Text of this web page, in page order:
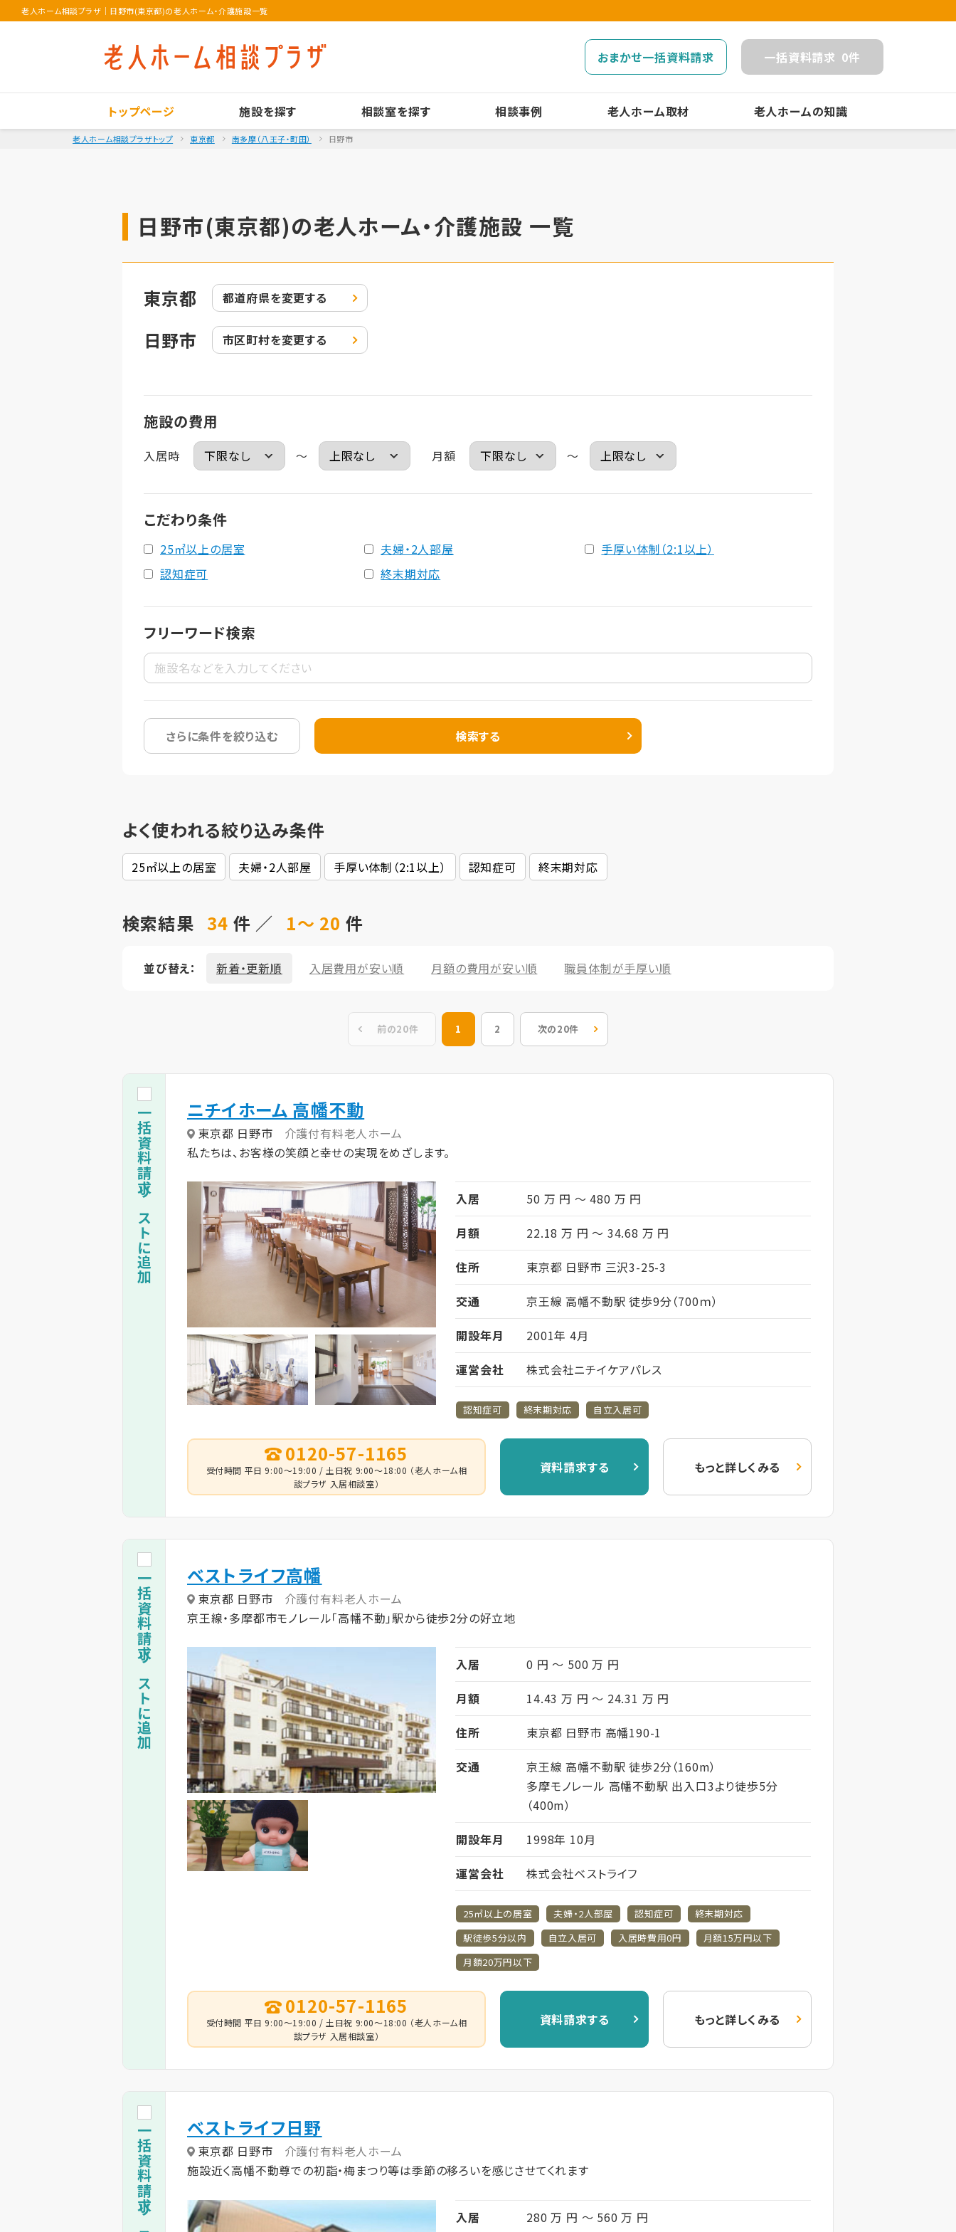
老人ホーム相談プラザ ｜ 日野市(東京都)の老人ホーム・介護施設一覧
おまかせ一括資料請求 一括資料請求 0件
トップページ 施設を探す 相談室を探す 相談事例 老人ホーム取材 老人ホームの知識
老人ホーム相談プラザトップ 東京都 南多摩（八王子・町田） 日野市
日野市(東京都)の老人ホーム・介護施設 一覧
東京都 都道府県を変更する
日野市 市区町村を変更する
施設の費用
入居時 ～ 月額 ～
こだわり条件
25㎡以上の居室 夫婦・2人部屋
手厚い体制（2:1以上）
認知症可
終末期対応
フリーワード検索
さらに条件を絞り込む 検索する
よく使われる絞り込み条件
25㎡以上の居室 夫婦・2人部屋 手厚い体制（2:1以上） 認知症可 終末期対応
検索結果 34 件 ／ 1～ 20 件
並び替え： 新着・更新順 入居費用が安い順 月額の費用が安い順 職員体制が手厚い順
前の20件 1 2 次の20件
ニチイホーム 高幡不動
東京都 日野市
介護付有料老人ホーム
私たちは、お客様の笑顔と幸せの実現をめざします。
入居
50 万 円 ～ 480 万 円
月額
22.18 万 円 ～ 34.68 万 円
住所
東京都 日野市 三沢3-25-3
交通
京王線 高幡不動駅 徒歩9分（700ｍ）
開設年月
2001年 4月
運営会社
株式会社ニチイケアパレス
認知症可 終末期対応 自立入居可
0120-57-1165
受付時間 平日 9:00～19:00 / 土日祝 9:00～18:00 （老人ホーム相
談プラザ 入居相談室）
資料請求する もっと詳しくみる
一括資料請求リストに追加
ベストライフ高幡
東京都 日野市
介護付有料老人ホーム
京王線・多摩都市モノレール「高幡不動」駅から徒歩2分の好立地
入居
0 円 ～ 500 万 円
月額
14.43 万 円 ～ 24.31 万 円
住所
東京都 日野市 高幡190-1
交通
京王線 高幡不動駅 徒歩2分（160m）
多摩モノレール 高幡不動駅 出入口3より徒歩5分
（400m）
開設年月
1998年 10月
運営会社
株式会社ベストライフ
25㎡以上の居室 夫婦・2人部屋 認知症可
終末期対応
駅徒歩5分以内
自立入居可 入居時費用0円
月額15万円以下
月額20万円以下
0120-57-1165
受付時間 平日 9:00～19:00 / 土日祝 9:00～18:00 （老人ホーム相
談プラザ 入居相談室）
資料請求する もっと詳しくみる
一括資料請求リストに追加
ベストライフ日野
東京都 日野市
介護付有料老人ホーム
施設近く高幡不動尊での初詣・梅まつり等は季節の移ろいを感じさせてくれます
入居 280 万 円 ～ 560 万 円